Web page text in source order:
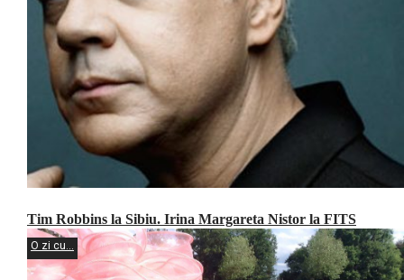
Tim Robbins la Sibiu. Irina Margareta Nistor la FITS
O zi cu...